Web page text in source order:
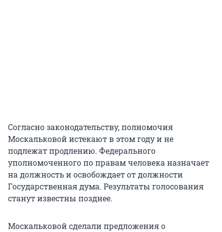
Согласно законодательству, полномочия
Москальковой истекают в этом году и не
подлежат продлению. Федерального
уполномоченного по правам человека назначает
на должность и освобождает от должности
Государственная дума. Результаты голосования
станут известны позднее.
Москальковой сделали предложения о